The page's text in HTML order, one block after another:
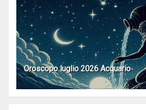
Oroscopo luglio 2026 Acquario